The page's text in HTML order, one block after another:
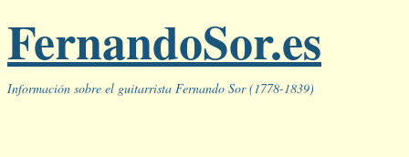
FernandoSor.es
Información sobre el guitarrista Fernando Sor (1778-1839)